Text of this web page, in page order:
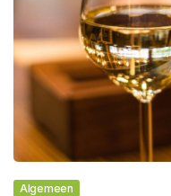
Algemeen